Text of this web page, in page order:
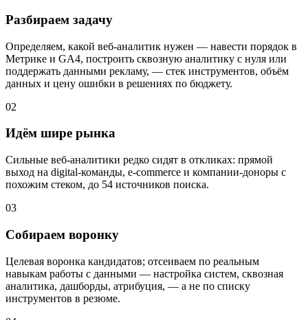
Разбираем задачу
Определяем, какой веб-аналитик нужен — навести порядок в
Метрике и GA4, построить сквозную аналитику с нуля или
поддержать данными рекламу, — стек инструментов, объём
данных и цену ошибки в решениях по бюджету.
02
Идём шире рынка
Сильные веб-аналитики редко сидят в откликах: прямой
выход на digital-команды, e-commerce и компании-доноры с
похожим стеком, до 54 источников поиска.
03
Собираем воронку
Целевая воронка кандидатов; отсеиваем по реальным
навыкам работы с данными — настройка систем, сквозная
аналитика, дашборды, атрибуция, — а не по списку
инструментов в резюме.